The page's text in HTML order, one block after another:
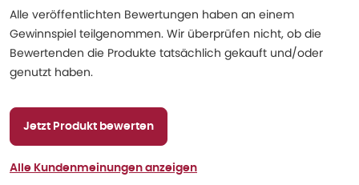
Alle veröffentlichten Bewertungen haben an einem
Gewinnspiel teilgenommen. Wir überprüfen nicht, ob die
Bewertenden die Produkte tatsächlich gekauft und/oder
genutzt haben.
Jetzt Produkt bewerten
Alle Kundenmeinungen anzeigen